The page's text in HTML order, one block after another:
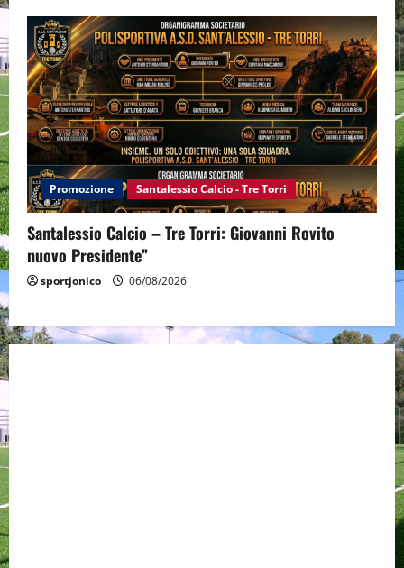
Promozione Santalessio Calcio - Tre Torri
Santalessio Calcio – Tre Torri: Giovanni Rovito
nuovo Presidente”
sportjonico 06/08/2026